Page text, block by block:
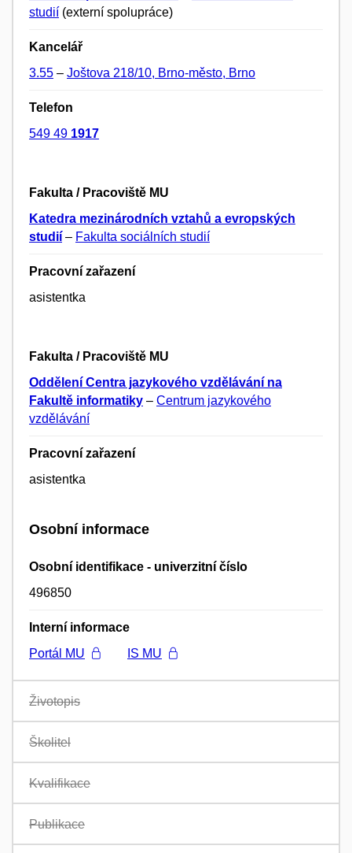
studií (externí spolupráce)
Kancelář
3.55 – Joštova 218/10, Brno-město, Brno
Telefon
549 49 1917
Fakulta / Pracoviště MU
Katedra mezinárodních vztahů a evropských
studií – Fakulta sociálních studií
Pracovní zařazení
asistentka
Fakulta / Pracoviště MU
Oddělení Centra jazykového vzdělávání na
Fakultě informatiky – Centrum jazykového
vzdělávání
Pracovní zařazení
asistentka
Osobní informace
Osobní identifikace - univerzitní číslo
496850
Interní informace
Portál MU
IS MU
Životopis
Školitel
Kvalifikace
Publikace